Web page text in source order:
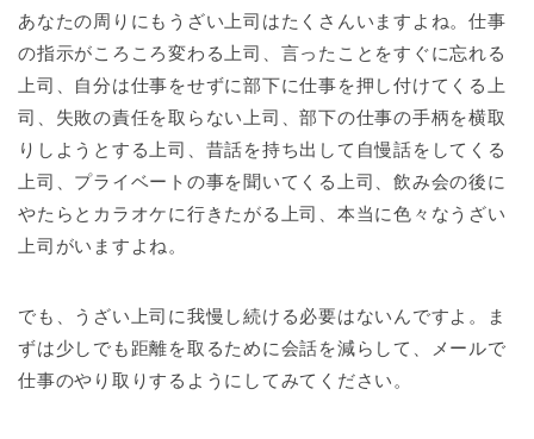
あなたの周りにもうざい上司はたくさんいますよね。仕事
の指示がころころ変わる上司、言ったことをすぐに忘れる
上司、自分は仕事をせずに部下に仕事を押し付けてくる上
司、失敗の責任を取らない上司、部下の仕事の手柄を横取
りしようとする上司、昔話を持ち出して自慢話をしてくる
上司、プライベートの事を聞いてくる上司、飲み会の後に
やたらとカラオケに行きたがる上司、本当に色々なうざい
上司がいますよね。
でも、うざい上司に我慢し続ける必要はないんですよ。ま
ずは少しでも距離を取るために会話を減らして、メールで
仕事のやり取りするようにしてみてください。